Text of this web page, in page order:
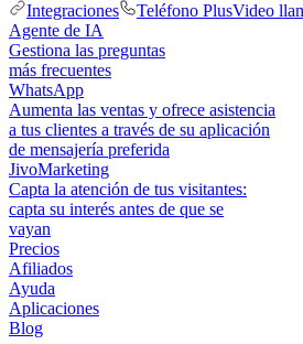
Integraciones
Teléfono PlusVideo
Agente de IA
Gestiona las preguntas
más frecuentes
WhatsApp
Aumenta las ventas y ofrece asistencia
a tus clientes a través de su aplicación
de mensajería preferida
JivoMarketing
Capta la atención de tus visitantes:
capta su interés antes de que se
vayan
Precios
Afiliados
Ayuda
Aplicaciones
Blog